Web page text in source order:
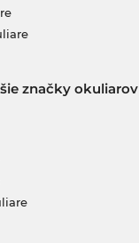
značky okuliarov